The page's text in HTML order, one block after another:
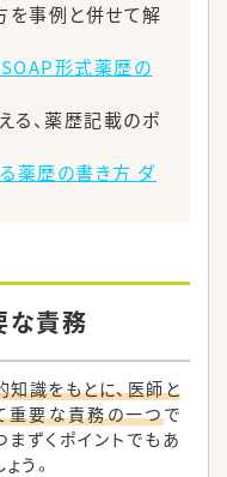
事例と併せて解
SOAP形式薬歴の
、薬歴記載のポ
薬歴の書き方 ダ
な責務
識をもとに、医師と
重要な責務の一つで
ずくポイントでもあ
う。